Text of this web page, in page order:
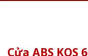
Cửa ABS KOS